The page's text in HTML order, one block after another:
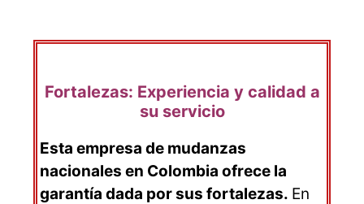
Fortalezas: Experiencia y calidad a
su servicio
Esta empresa de mudanzas
nacionales en Colombia ofrece la
garantía dada por sus fortalezas. En